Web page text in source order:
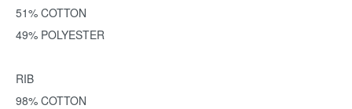
51% COTTON
49% POLYESTER
RIB
98% COTTON